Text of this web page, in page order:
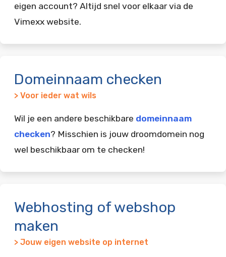
eigen account? Altijd snel voor elkaar via de
Vimexx website.
Domeinnaam checken
> Voor ieder wat wils
Wil je een andere beschikbare domeinnaam
checken? Misschien is jouw droomdomein nog
wel beschikbaar om te checken!
Webhosting of webshop
maken
> Jouw eigen website op internet